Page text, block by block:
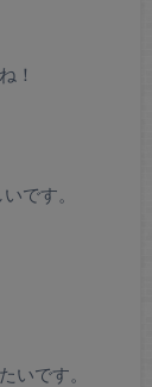
！
です。
いです。